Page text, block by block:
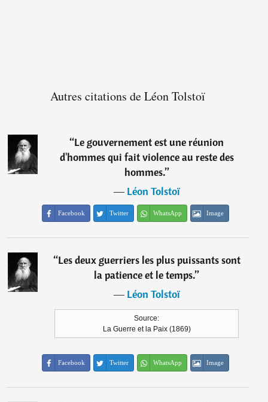
Autres citations de Léon Tolstoï
“Le gouvernement est une réunion
d'hommes qui fait violence au reste des
hommes.”
―Léon Tolstoï
Facebook Twitter WhatsApp Image
“Les deux guerriers les plus puissants sont
la patience et le temps.”
―Léon Tolstoï
Source:
La Guerre et la Paix (1869)
Facebook Twitter WhatsApp Image